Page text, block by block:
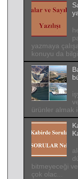
yazmaya
konuyu da bilgi
ürünler almak
bitmeyeceği
çok olac...